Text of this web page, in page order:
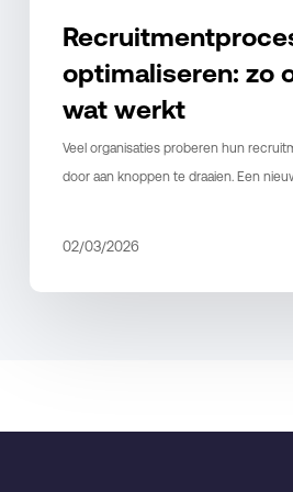
optimaliseren: zo
wat werkt
Veel organisaties proberen hun
door aan knoppen te draaien. Een
02/03/2026